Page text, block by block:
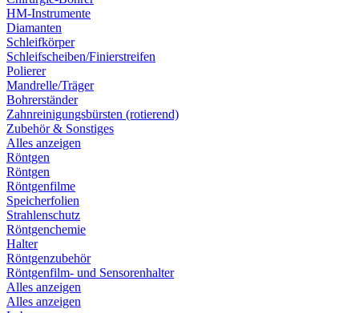
HM-Instrumente
Diamanten
Schleifkörper
Schleifscheiben/Finierstreifen
Polierer
Mandrelle/Träger
Bohrerständer
Zahnreinigungsbürsten (rotierend)
Zubehör & Sonstiges
Alles anzeigen
Röntgen
Röntgen
Röntgenfilme
Speicherfolien
Strahlenschutz
Röntgenchemie
Halter
Röntgenzubehör
Röntgenfilm- und Sensorenhalter
Alles anzeigen
Alles anzeigen